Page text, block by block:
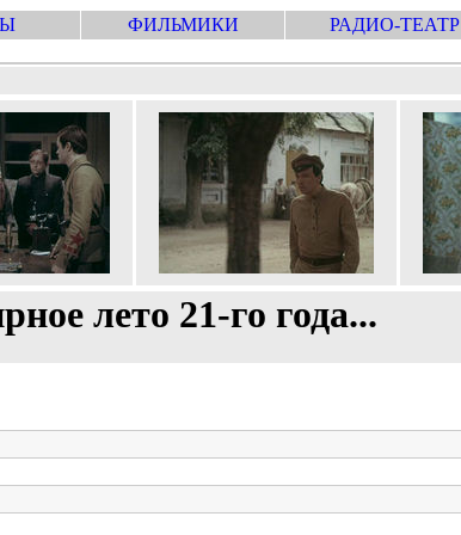
ФИЛЬМИКИ РАДИО-ТЕАТР
лето 21-го года...